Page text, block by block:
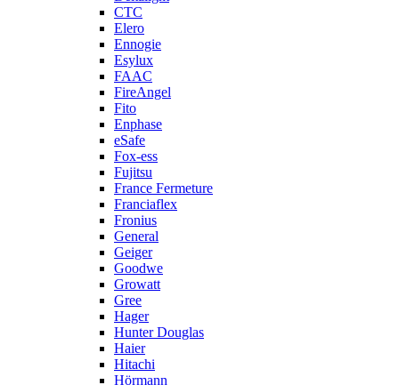
CTC
Elero
Ennogie
Esylux
FAAC
FireAngel
Fito
Enphase
eSafe
Fox-ess
Fujitsu
France Fermeture
Franciaflex
Fronius
General
Geiger
Goodwe
Growatt
Gree
Hager
Hunter Douglas
Haier
Hitachi
Hörmann